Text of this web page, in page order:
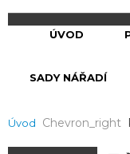
ÚVOD
SADY NÁŘADÍ
Úvod Chevron_right